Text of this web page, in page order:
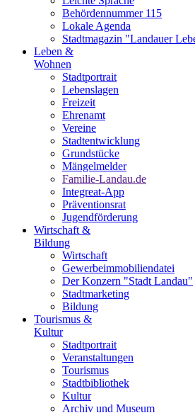
Behördennummer 115
Lokale Agenda
Stadtmagazin "Landauer
Leben &
Wohnen
Stadtportrait
Lebenslagen
Freizeit
Ehrenamt
Vereine
Stadtentwicklung
Grundstücke
Mängelmelder
Familie-Landau.de
Integreat-App
Präventionsrat
Jugendförderung
Wirtschaft &
Bildung
Wirtschaft
Gewerbeimmobiliendatei
Der Konzern "Stadt Landau"
Stadtmarketing
Bildung
Tourismus &
Kultur
Stadtportrait
Veranstaltungen
Tourismus
Stadtbibliothek
Kultur
Archiv und Museum